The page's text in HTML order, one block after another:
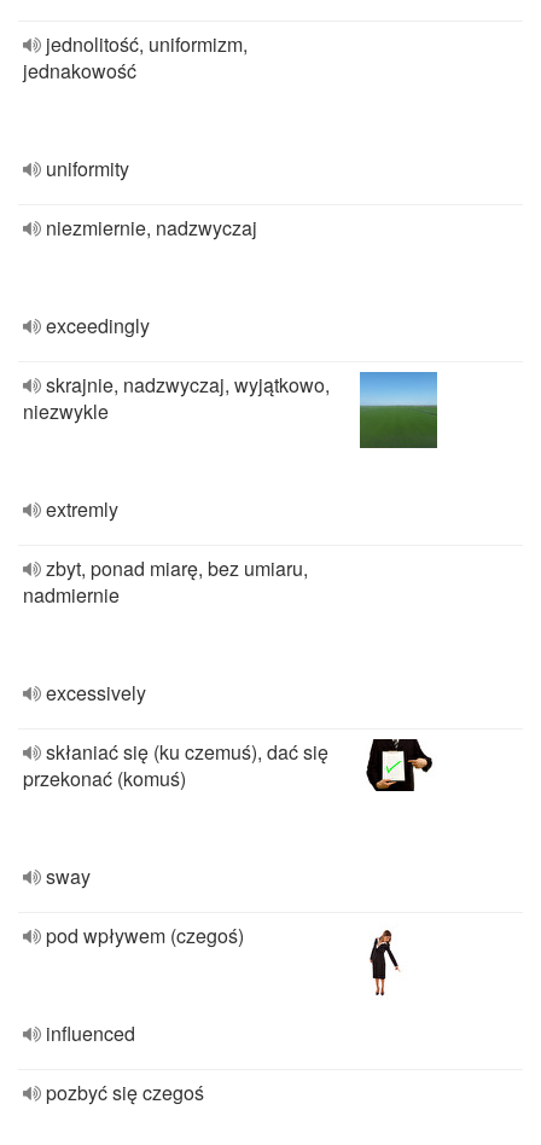
jednolitość, uniformizm,
jednakowość
uniformity
niezmiernie, nadzwyczaj
exceedingly
skrajnie, nadzwyczaj, wyjątkowo,
niezwykle
extremly
zbyt, ponad miarę, bez umiaru,
nadmiernie
excessively
skłaniać się (ku czemuś), dać się
przekonać (komuś)
sway
pod wpływem (czegoś)
influenced
pozbyć się czegoś